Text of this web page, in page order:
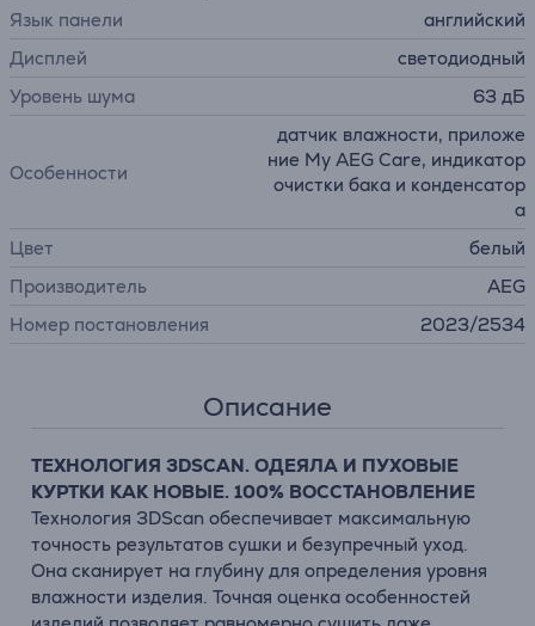
Язык панели
английский
Дисплей
светодиодный
Уровень шума
63 дБ
Особенности
датчик влажности, приложе
ние My AEG Care, индикатор
очистки бака и конденсатор
а
Цвет
белый
Производитель
AEG
Номер постановления
2023/2534
Описание
ТЕХНОЛОГИЯ 3DSCAN. ОДЕЯЛА И ПУХОВЫЕ
КУРТКИ КАК НОВЫЕ. 100% ВОССТАНОВЛЕНИЕ
Технология 3DScan обеспечивает максимальную
точность результатов сушки и безупречный уход.
Она сканирует на глубину для определения уровня
влажности изделия. Точная оценка особенностей